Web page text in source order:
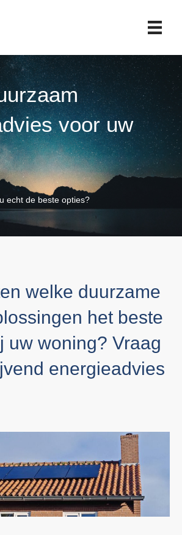
voor uw
echt de beste opties?
welke duurzame
het beste
uw woning? Vraag
energieadvies